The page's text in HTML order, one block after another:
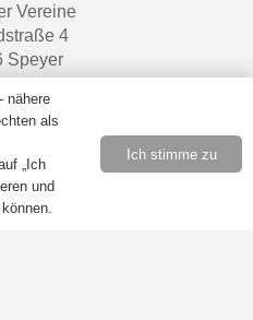
Vereine
4
Speyer
bis 13:00 Uhr.
surFacebook
nähere
als
„Ich
und
Ich stimme zu